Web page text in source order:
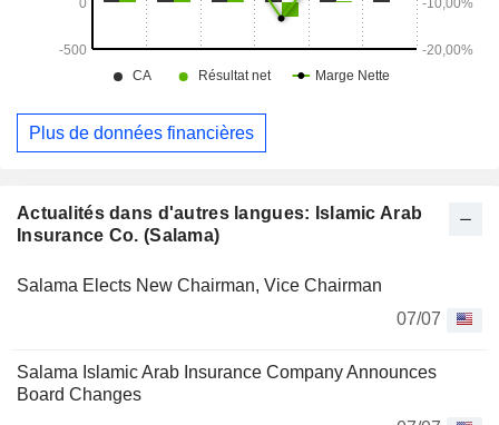
Actualités dans d'autres langues: Islamic Arab
Insurance Co. (Salama)
Salama Elects New Chairman, Vice Chairman
07/07
Salama Islamic Arab Insurance Company Announces
Board Changes
Plus de données financières